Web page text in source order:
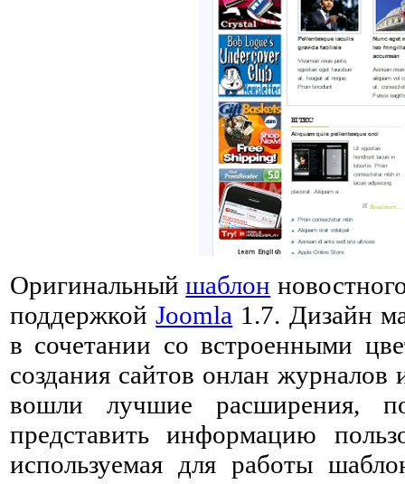
Оригинальныйшаблон
поддержкойJoomla 1.7. Дизайн
в сочетании со встроенными
создания сайтов онлан журналов
вошли лучшие расширения,
представить информацию
используемая для работы